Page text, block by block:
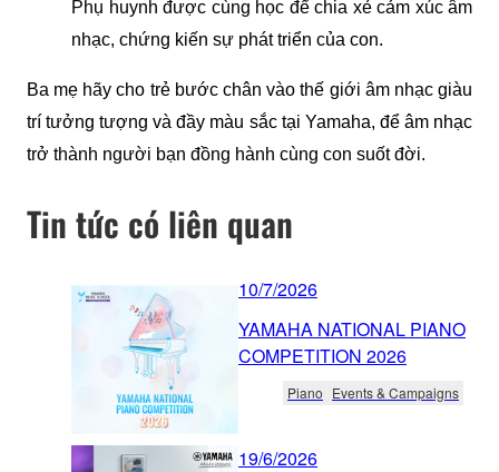
Phụ huynh được cùng học để chia xẻ cảm xúc âm
nhạc, chứng kiến sự phát triển của con.
Ba mẹ hãy cho trẻ bước chân vào thế giới âm nhạc giàu
trí tưởng tượng và đầy màu sắc tại Yamaha, để âm nhạc
trở thành người bạn đồng hành cùng con suốt đời.
Tin tức có liên quan
10/7/2026
YAMAHA NATIONAL PIANO
COMPETITION 2026
Piano Events & Campaigns
19/6/2026